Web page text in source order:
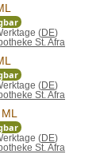
(DE)
St. Afra
(DE)
St. Afra
(DE)
St. Afra